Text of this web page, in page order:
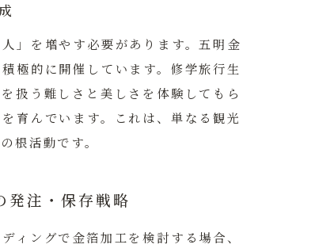
」を増やす必要があります。五明金
極的に開催しています。修学旅行生
扱う難しさと美しさを体験してもら
育んでいます。これは、単なる観光
根活動です。
発注・保存戦略
ィングで金箔加工を検討する場合、